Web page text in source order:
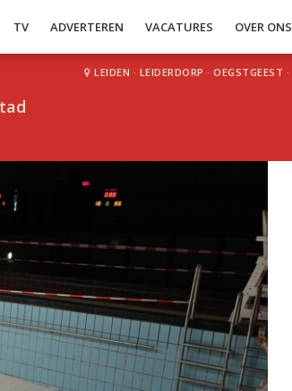
TV ADVERTEREN VACATURES OVER ONS
LEIDEN · LEIDERDORP · OEGSTGEEST ·